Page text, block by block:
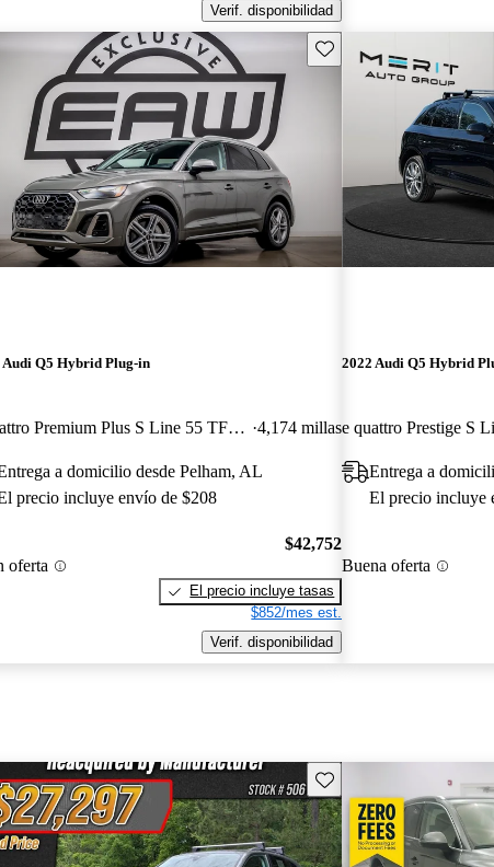
Verif. disponibilidad
Aviso Guarda este Aviso
Audi Q5 Hybrid Plug-in
e quattro Premium Plus S Line 55 TFSI AWD 4,174 millas
a domicilio desde Pelham, AL
precio incluye envío de $208
oferta
$42,752
El precio incluye tasas
$852/mes est.
Verif. disponibilidad
2022 Audi Q5 Hybrid
Entrega a
El precio incluye
Buena oferta
Aviso Guarda este Aviso